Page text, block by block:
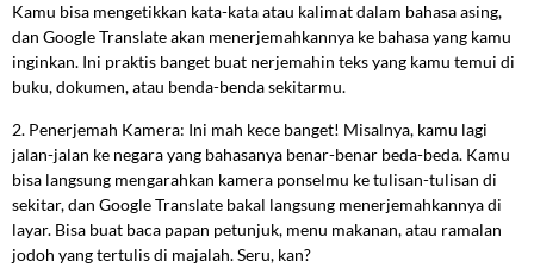
Kamu bisa mengetikkan kata-kata atau kalimat dalam bahasa asing,
dan Google Translate akan menerjemahkannya ke bahasa yang kamu
inginkan. Ini praktis banget buat nerjemahin teks yang kamu temui di
buku, dokumen, atau benda-benda sekitarmu.
2. Penerjemah Kamera: Ini mah kece banget! Misalnya, kamu lagi
jalan-jalan ke negara yang bahasanya benar-benar beda-beda. Kamu
bisa langsung mengarahkan kamera ponselmu ke tulisan-tulisan di
sekitar, dan Google Translate bakal langsung menerjemahkannya di
layar. Bisa buat baca papan petunjuk, menu makanan, atau ramalan
jodoh yang tertulis di majalah. Seru, kan?